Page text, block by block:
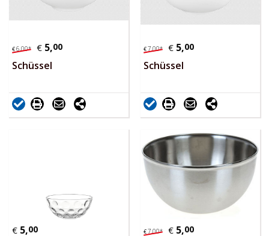
€6,00* € 5,00
Schüssel
€7,00* € 5,00
Schüssel
€ 5,00 €7,00* € 5,00